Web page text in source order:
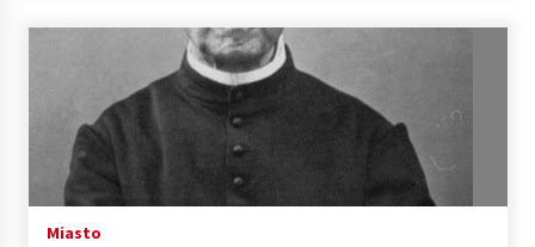
Tunele pod zamkiem – Oświęcim z ciekawą
atrakcją
20 sierpnia, 2025
Koncert Czerwonych Gitar w Oświęcimiu –
diamentowy jubileusz
Miasto